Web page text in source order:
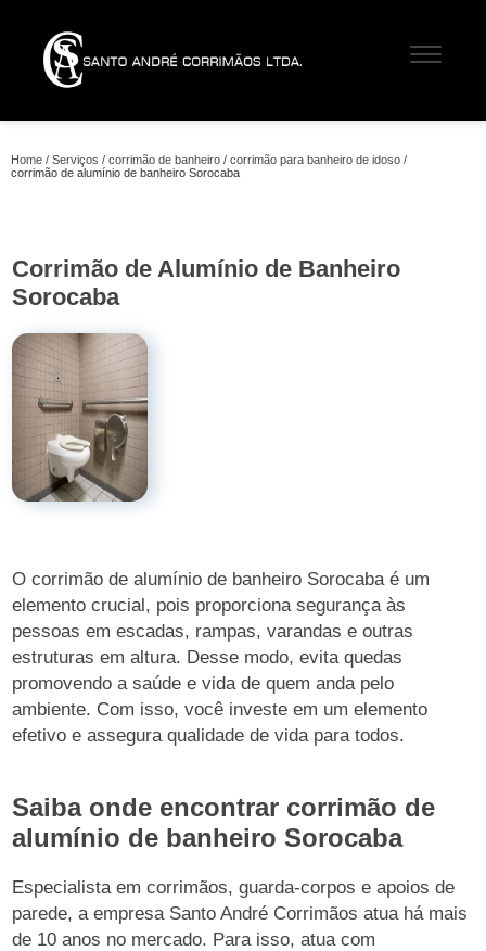
Home Serviços corrimão de banheiro
corrimão para banheiro de idoso
corrimão de alumínio de banheiro Sorocaba
Corrimão de Alumínio de Banheiro
Sorocaba
O corrimão de alumínio de banheiro Sorocaba é um
elemento crucial, pois proporciona segurança às
pessoas em escadas, rampas, varandas e outras
estruturas em altura. Desse modo, evita quedas
promovendo a saúde e vida de quem anda pelo
ambiente. Com isso, você investe em um elemento
efetivo e assegura qualidade de vida para todos.
Saiba onde encontrar corrimão de
alumínio de banheiro Sorocaba
Especialista em corrimãos, guarda-corpos e apoios de
parede, a empresa Santo André Corrimãos atua há mais
de 10 anos no mercado. Para isso, atua com